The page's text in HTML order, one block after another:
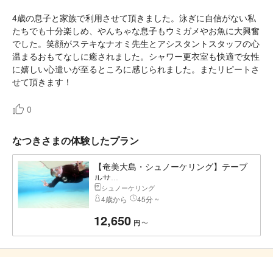
4歳の息子と家族で利用させて頂きました。泳ぎに自信がない私
たちでも十分楽しめ、やんちゃな息子もウミガメやお魚に大興奮
でした。笑顔がステキなナオミ先生とアシスタントスタッフの心
温まるおもてなしに癒されました。シャワー更衣室も快適で女性
に嬉しい心遣いが至るところに感じられました。またリピートさ
せて頂きます！
0
なつきさまの体験したプラン
【奄美大島・シュノーケリング】テーブ
ルサ...
シュノーケリング
4歳から 45分 ~
12,650 円 〜